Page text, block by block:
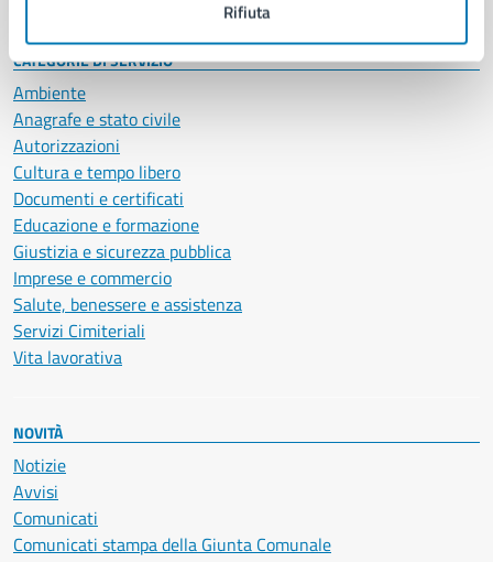
Rifiuta
CATEGORIE DI SERVIZIO
Ambiente
Anagrafe e stato civile
Autorizzazioni
Cultura e tempo libero
Documenti e certificati
Educazione e formazione
Giustizia e sicurezza pubblica
Imprese e commercio
Salute, benessere e assistenza
Servizi Cimiteriali
Vita lavorativa
NOVITÀ
Notizie
Avvisi
Comunicati
Comunicati stampa della Giunta Comunale